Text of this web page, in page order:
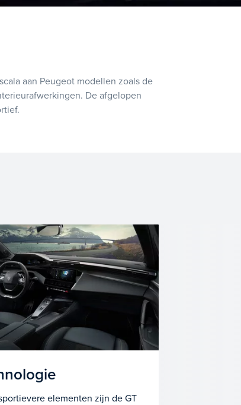
aan Peugeot modellen zoals de
De afgelopen
elementen zijn de GT